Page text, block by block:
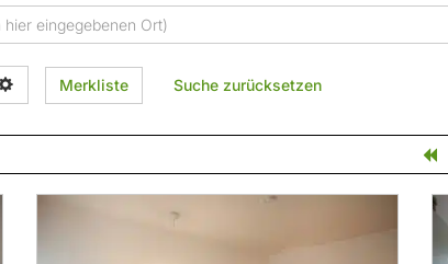
Merkliste Suche zurücksetzen